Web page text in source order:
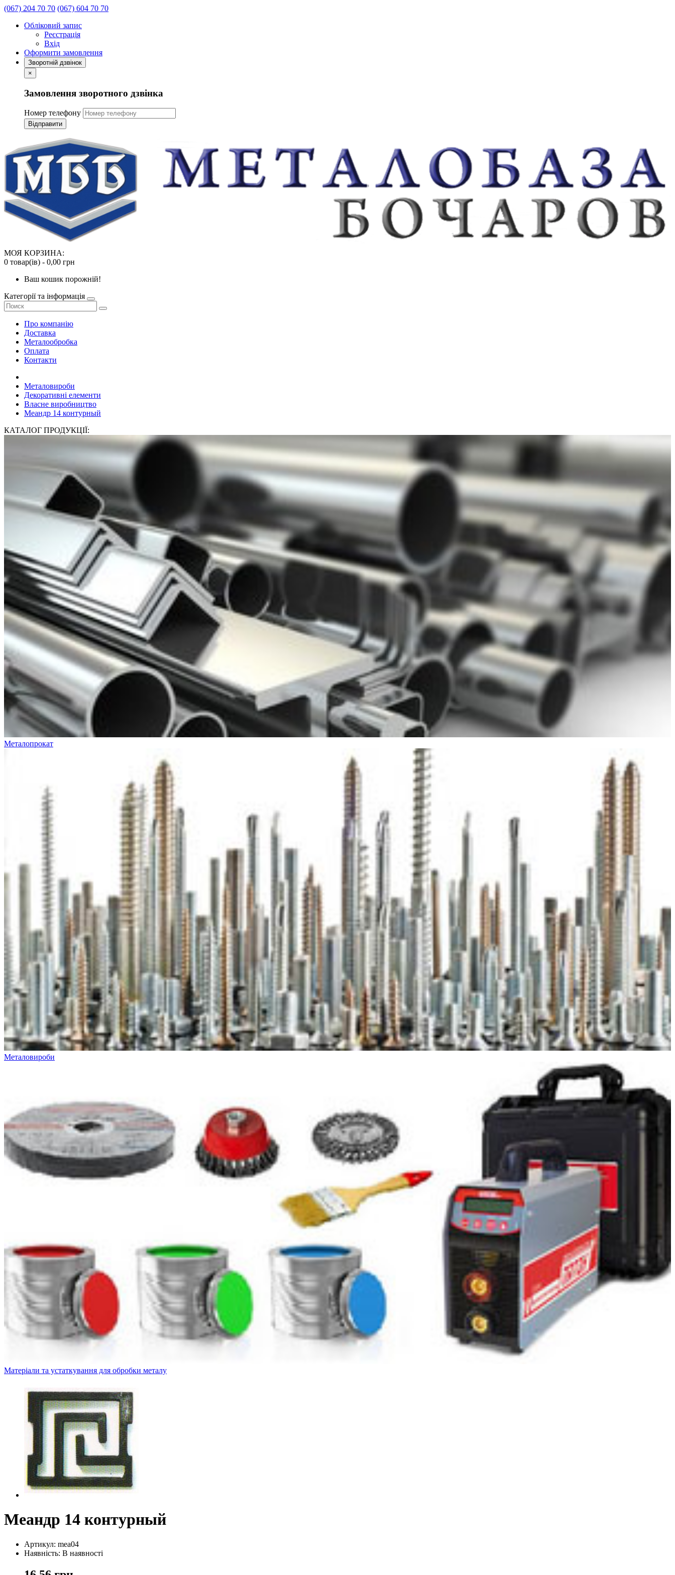
(067) 204 70 70 (067) 604 70 70
Обліковий запис
Реєстрація
Вхід
Оформити замовлення
Зворотній дзвінок
×
Замовлення зворотного дзвінка
Номер телефону
Відправити
МОЯ КОРЗИНА:
0 товар(ів) - 0,00 грн
Ваш кошик порожній!
Категорії та інформація
Про компанію
Доставка
Металообробка
Оплата
Контакти
Металовироби
Декоративні елементи
Власне виробництво
Меандр 14 контурный
КАТАЛОГ ПРОДУКЦІЇ:
Металопрокат
Металовироби
Матеріали та устаткування для обробки металу
Меандр 14 контурный
Артикул: mea04
Наявність: В наявності